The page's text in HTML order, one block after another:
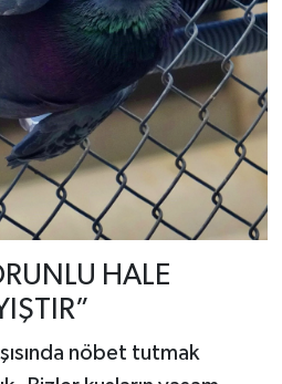
HALE
nöbet tutmak